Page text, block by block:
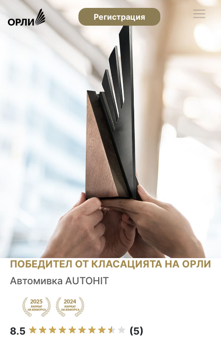
Регистрация
ПОБЕДИТЕЛ ОТ КЛАСАЦИЯТА НА ОРЛИ
Автомивка AUTOHIT
8.5 (5)